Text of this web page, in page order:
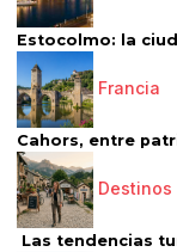
Estocolmo: la
Francia
Cahors, entre
Destinos
Las tendencias